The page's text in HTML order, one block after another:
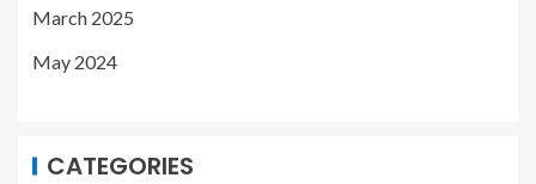
March 2025
May 2024
CATEGORIES